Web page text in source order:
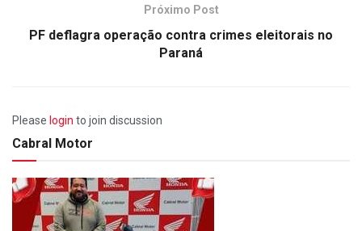
Próximo Post
PF deflagra operação contra crimes eleitorais no
Paraná
Please login to join discussion
Cabral Motor